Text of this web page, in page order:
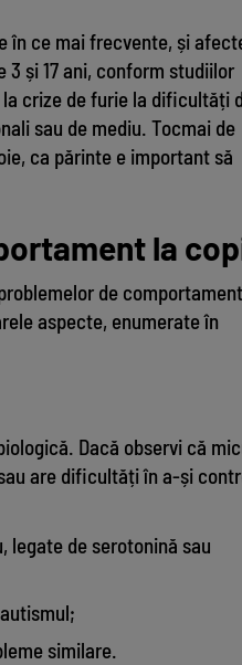
în ce mai frecvente, și
și 17 ani, conform studiilor
crize de furie la dificultăți
sau de mediu. Tocmai de
ca părinte e important să
la
de
aspecte, enumerate în
Dacă observi că
are dificultăți în a-și
legate de serotonină sau
similare.